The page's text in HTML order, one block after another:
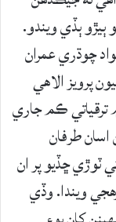
ٻڏي ويندو.
چوڌري عمران
پرويز الاهي
ڪم جاري
گهرجن اسان طرفان
ٽوڙي ڇڏيو پر ان
ويندا. وڏي